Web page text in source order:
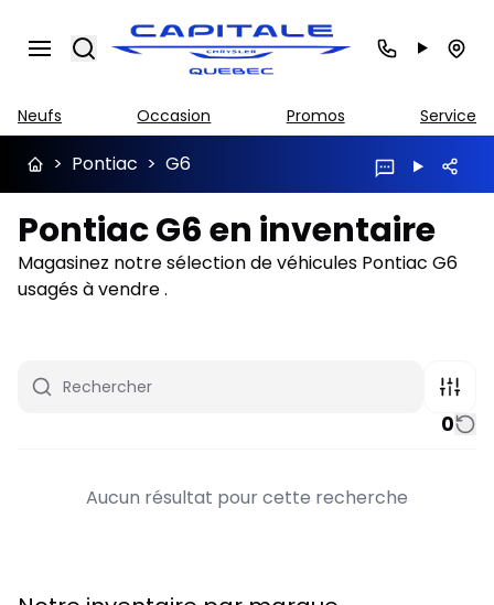
Search
Neufs Occasion Promos Service
> Pontiac > G6
Pontiac G6 en inventaire
Magasinez notre sélection de véhicules Pontiac G6
usagés à vendre .
0
Aucun résultat pour cette recherche